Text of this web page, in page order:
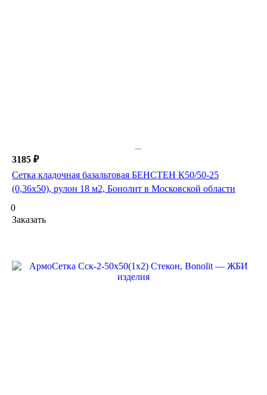
3185 ₽
Сетка кладочная базальтовая БЕНСТЕН К50/50-25
(0,36х50), рулон 18 м2, Бонолит в Московской области
0
Заказать